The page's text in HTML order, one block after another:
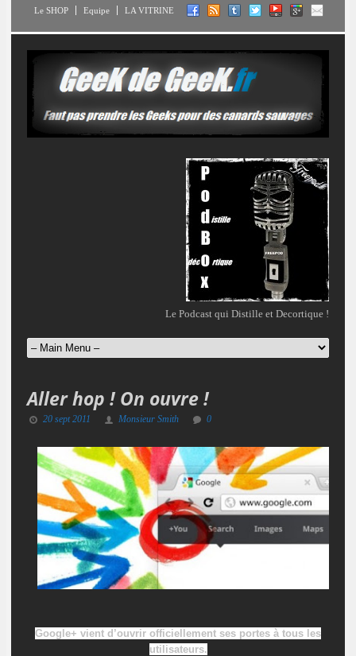
Le SHOP Equipe LA VITRINE
Le Podcast qui Distille et Decortique !
Aller hop ! On ouvre !
20 sept 2011 Monsieur Smith 0
Google+ vient d’ouvrir officiellement ses portes à tous les
utilisateurs.